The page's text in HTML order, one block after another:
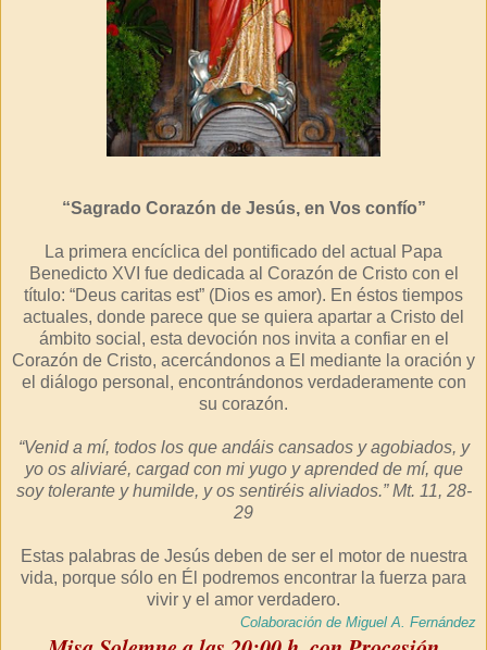
“Sagrado Corazón de Jesús, en Vos confío”
La primera encíclica del pontificado del actual Papa
Benedicto XVI fue dedicada al Corazón de Cristo con el
título: “Deus caritas est” (Dios es amor). En éstos tiempos
actuales, donde parece que se quiera apartar a Cristo del
ámbito social, esta devoción nos invita a confiar en el
Corazón de Cristo, acercándonos a El mediante la oración y
el diálogo personal, encontrándonos verdaderamente con
su corazón.
“Venid a mí, todos los que andáis cansados y agobiados, y
yo os aliviaré, cargad con mi yugo y aprended de mí, que
soy tolerante y humilde, y os sentiréis aliviados.” Mt. 11, 28-
29
Estas palabras de Jesús deben de ser el motor de nuestra
vida, porque sólo en Él podremos encontrar la fuerza para
vivir y el amor verdadero.
Colaboración de Miguel A. Fernández